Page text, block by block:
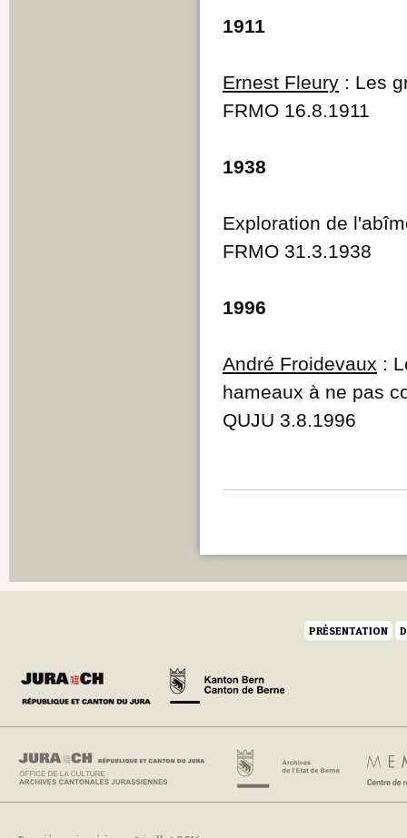
1911
Ernest Fleury : Les
FRMO 16.8.1911
1938
Exploration de
FRMO 31.3.1938
1996
André Froidevaux :
hameaux à ne pas
QUJU 3.8.1996
PRÉSENTATION